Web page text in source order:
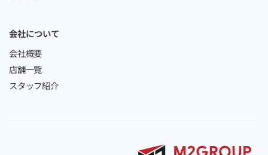
会社について
会社概要
店舗一覧
スタッフ紹介